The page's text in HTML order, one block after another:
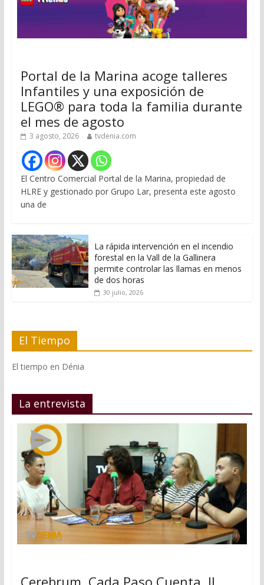
Portal de la Marina acoge talleres
Infantiles y una exposición de
LEGO® para toda la familia durante
el mes de agosto
3 agosto, 2026 tvdenia.com
El Centro Comercial Portal de la Marina, propiedad de
HLRE y gestionado por Grupo Lar, presenta este agosto
una de
La rápida intervención en el incendio
forestal en la Vall de la Gallinera
permite controlar las llamas en menos
de dos horas
30 julio, 2026
El Tiempo
El tiempo en Dénia
La entrevista